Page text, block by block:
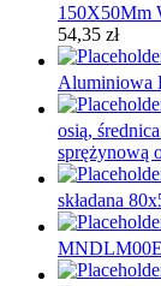
150X50Mm
54,35 zł
Aluminiowa
osią,
sprężynową
składana